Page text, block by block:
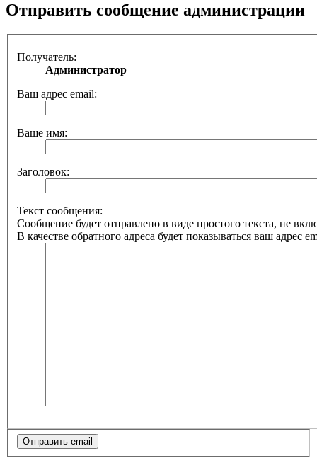
Отправить сообщение администрации
Получатель:
Администратор
Ваш адрес email:
Ваше имя:
Заголовок:
Текст сообщения:
Сообщение будет отправлено в виде простого текста, не
В качестве обратного адреса будет показываться ваш адрес